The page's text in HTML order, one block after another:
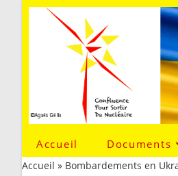
Accueil Documents
Accueil » Bombardements en